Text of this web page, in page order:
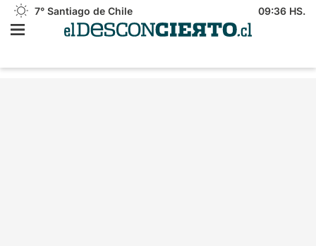
7° Santiago de Chile 09:36 HS.